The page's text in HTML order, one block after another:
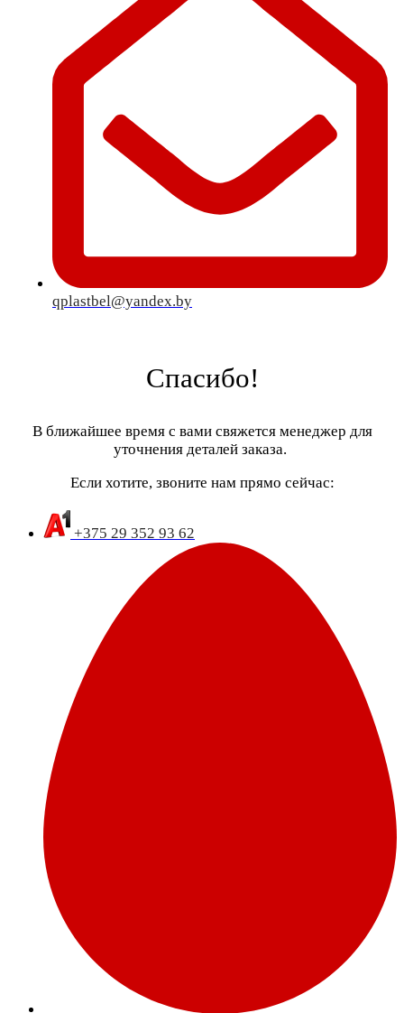
qplastbel@yandex.by
Спасибо!
В ближайшее время с вами свяжется менеджер для
уточнения деталей заказа.
Если хотите, звоните нам прямо сейчас:
+375 29 352 93 62